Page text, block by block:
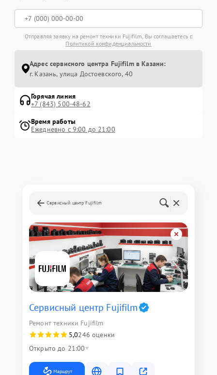
Отправляя заявку на ремонт техники Fujifilm, Вы соглашаетесь с
Политикой конфиденциальности
Адрес сервисного центра Fujifilm в Казани:
г. Казань, улица Достоевского, 40
Горячая линия
+7 (843) 500-48-62
Время работы
Ежедневно с 9:00 до 21:00
Сервисный центр Fujifilm
Сервисный центр Fujifilm
Ремонт техники Fujifilm
5,0246 оценки
Открыто до 21:00
Маршрут